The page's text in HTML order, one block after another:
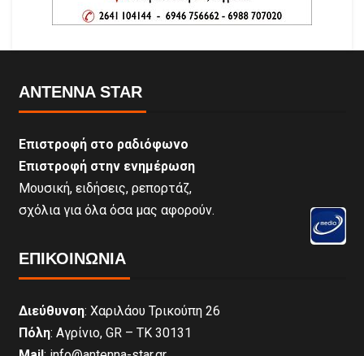
ANTENNA STAR
Επιστροφή στο ραδιόφωνο
Επιστροφή στην ενημέρωση
Μουσική, ειδήσεις, ρεπορτάζ,
σχόλια για όλα όσα μας αφορούν.
ΕΠΙΚΟΙΝΩΝΊΑ
Διεύθυνση: Χαριλάου Τρικούπη 26
Πόλη: Αγρίνιο, GR – ΤΚ 30131